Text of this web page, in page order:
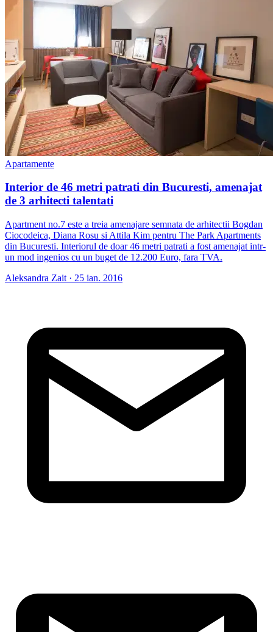
Apartamente
Interior de 46 metri patrati din Bucuresti, amenajat
de 3 arhitecti talentati
Apartment no.7 este a treia amenajare semnata de arhitectii Bogdan
Ciocodeica, Diana Rosu si Attila Kim pentru The Park Apartments
din Bucuresti. Interiorul de doar 46 metri patrati a fost amenajat intr-
un mod ingenios cu un buget de 12.200 Euro, fara TVA.
Aleksandra Zait · 25 ian. 2016